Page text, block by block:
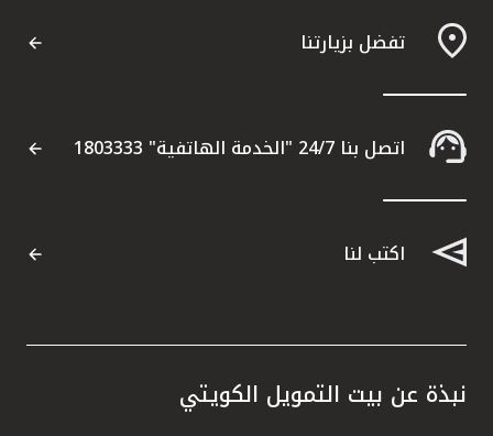
تفضل بزيارتنا
اتصل بنا 24/7 "الخدمة الهاتفية" 1803333
اكتب لنا
نبذة عن بيت التمويل الكويتي